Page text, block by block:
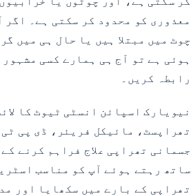
معذوری کو محدود کر سکتی ہے۔ اگر
چوٹ میں مبتلا ہیں یا حال ہی میں
ہوئی ہے تو آج ہی ہمارے کسی
رابطہ کریں۔
نیویارک اسپائن انسٹی ٹیوٹ کا
تھراپسٹ، مائیکل فریئر، ڈی پی
جسمانی تھراپی علاج فراہم کرنے
ساتھ رہتے ہوئے آپ کو مناسب
تھراپی کے بارے میں سکھایا اور